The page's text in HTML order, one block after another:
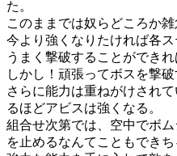
た。
このままでは奴らどころか
今より強くなりたければ各ス
うまく撃破することができ
しかし！頑張ってボスを撃
さらに能力は重ねがけされ
るほどアビスは強くなる。
組合せ次第では、空中でボ
を止めるなんてこともできち